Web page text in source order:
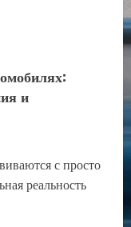
и
с просто
реальность